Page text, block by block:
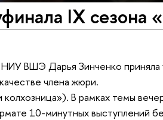
IX сезона
ВШЭ Дарья Зинченко приняла
члена жюри.
В рамках темы
10-минутных выступлений